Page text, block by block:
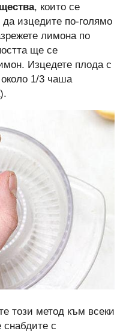
, които се
изцедите по-голямо
лимона по
ще се
Изцедете плода с
1/3 чаша
този метод към всеки
снабдите с